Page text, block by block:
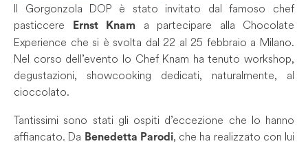
Il Gorgonzola DOP è stato invitato dal famoso chef
pasticcere
Ernst Knam
a partecipare alla Chocolate
Experience che si è svolta dal 22 al 25 febbraio a Milano.
Nel corso dell’evento lo Chef Knam ha tenuto workshop,
degustazioni, showcooking dedicati, naturalmente, al
cioccolato.
Tantissimi sono stati gli ospiti d’eccezione che lo hanno
affiancato. Da Benedetta Parodi, che ha realizzato con lui